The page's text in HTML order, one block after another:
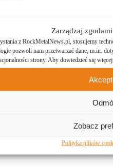
Zarządzaj
z RockMetalNews.pl, stosujemy
pozwoli nam przetwarzać dane, m.in.
strony. Aby dowiedzieć się
Zobacz
Polityka plików